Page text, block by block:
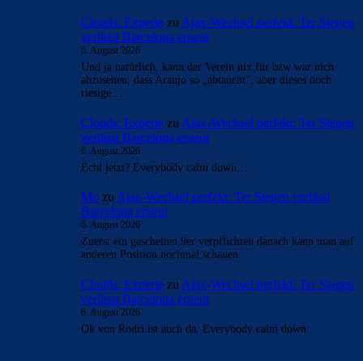
Clouds: Experte zu Ajax-Wechsel perfekt: Ter Stegen
verlässt Barcelona erneut
6. August 2026
Und ja natürlich, kann der Verein nix für bzw war nich
abzusehen, dass Araujo so „abtaucht“, aber dieses doch
riesige…
Clouds: Experte zu Ajax-Wechsel perfekt: Ter Stegen
verlässt Barcelona erneut
6. August 2026
Echt jetzt? Everybody calm down…
Mo zu Ajax-Wechsel perfekt: Ter Stegen verlässt
Barcelona erneut
6. August 2026
Zuerst ein gescheiten 9er verpflichten danach kann man auf
anderen Position nochmal schauen.
Clouds: Experte zu Ajax-Wechsel perfekt: Ter Stegen
verlässt Barcelona erneut
6. August 2026
Ok von Rodri ist auch da. Everybody calm down